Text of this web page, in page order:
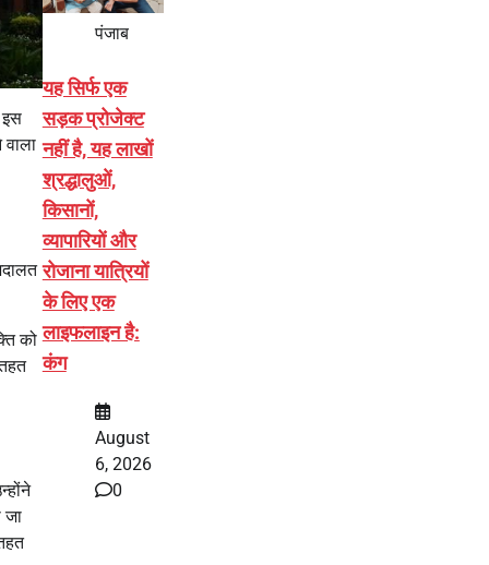
इस
वाला
को
जा
पंजाब
यह सिर्फ एक
सड़क प्रोजेक्ट
नहीं है, यह लाखों
श्रद्धालुओं,
किसानों,
व्यापारियों और
रोजाना यात्रियों
के लिए एक
लाइफलाइन है:
कंग
August
6, 2026
0